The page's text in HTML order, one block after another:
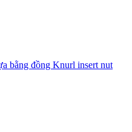
bằng đồng Knurl insert nut